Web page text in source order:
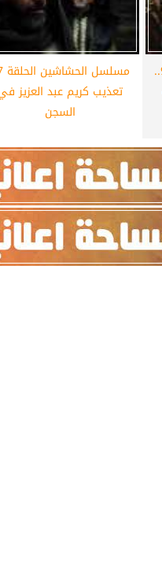
مسلسل الحشاشين الحلقة 9..
تعذيب كريم عبد العزيز
السجن